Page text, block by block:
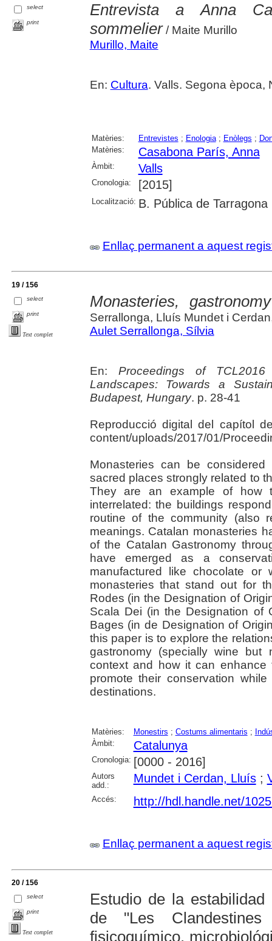
select
print
Entrevista a Anna
sommelier/ Maite Murillo
Murillo, Maite
En: Cultura. Valls. Segona època,
Matèries: Entrevistes ; Enologia; Enòlegs ;
Matèries:
Casabona París, Anna
Àmbit: Valls
Cronologia: [2015]
Localització: B. Pública de Tarragona
Enllaç permanent a aquest
19 / 156
select
print
Text complet
Monasteries,
Serrallonga, Lluís Mundet i
Aulet Serrallonga, Sílvia
En: Proceedings of
Landscapes: Towards a
Budapest, Hungary. p. 28-41
Reproducció digital del capítol
content/uploads/2017/01/
Monasteries can be
sacred places strongly related to
They are an example of how
interrelated: the buildings
routine of the community (also
meanings. Catalan monasteries
of the Catalan Gastronomy
have emerged as a
manufactured like chocolate
monasteries that stand out for
Rodes (in the Designation of
Scala Dei (in the Designation of
Bages (in de Designation of
this paper is to explore the
gastronomy (specially wine
context and how it can
promote their conservation
destinations.
Matèries: Monestirs ; Costums alimentaris ;
Àmbit:
Catalunya
Cronologia: [0000 - 2016]
Autors
add.:
Mundet i Cerdan, Lluís;
Accés: http://hdl.handle.net/
Enllaç permanent a aquest
20 / 156
select
print
Text complet
Estudio de la
de "Les
fisicoquímico,